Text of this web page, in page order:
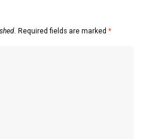
Required fields are marked *